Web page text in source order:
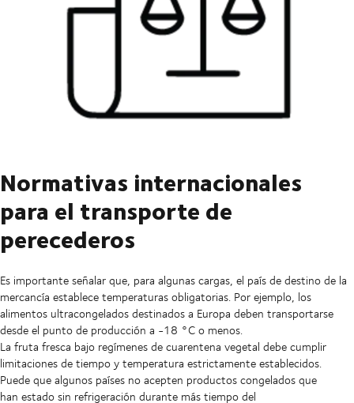
Normativas internacionales
para el transporte de
perecederos
Es importante señalar que, para algunas cargas, el país de destino de la
mercancía establece temperaturas obligatorias. Por ejemplo, los
alimentos ultracongelados destinados a Europa deben transportarse
desde el punto de producción a -18 °C o menos.
La fruta fresca bajo regímenes de cuarentena vegetal debe cumplir
limitaciones de tiempo y temperatura estrictamente establecidos.
Puede que algunos países no acepten productos congelados que
han estado sin refrigeración durante más tiempo del